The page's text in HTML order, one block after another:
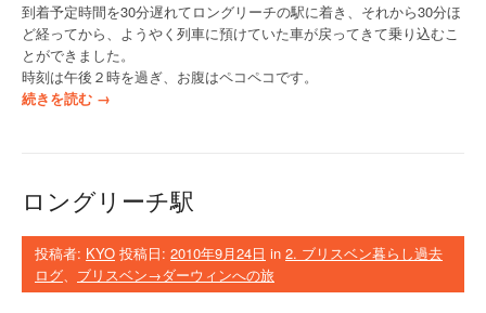
到着予定時間を30分遅れてロングリーチの駅に着き、それから30分ほ
ど経ってから、ようやく列車に預けていた車が戻ってきて乗り込むこ
とができました。
時刻は午後２時を過ぎ、お腹はペコペコです。
続きを読む “
ー
”
→
ロングリーチ駅
投稿者: KYO 投稿日: 2010年9月24日 in 2. ブリスベン暮らし過去
ログ、 ブリスベン→ダーウィンへの旅